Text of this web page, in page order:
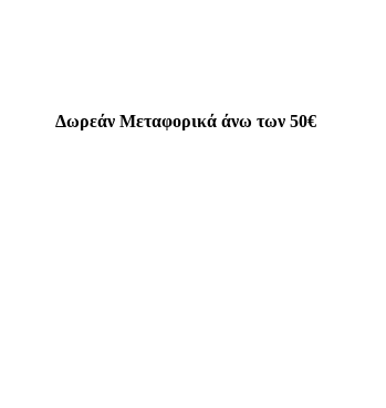
Δωρεάν Μεταφορικά άνω των 50€